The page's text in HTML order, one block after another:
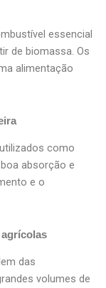
essencial
de biomassa. Os
alimentação
como
absorção e
e o
das
volumes de